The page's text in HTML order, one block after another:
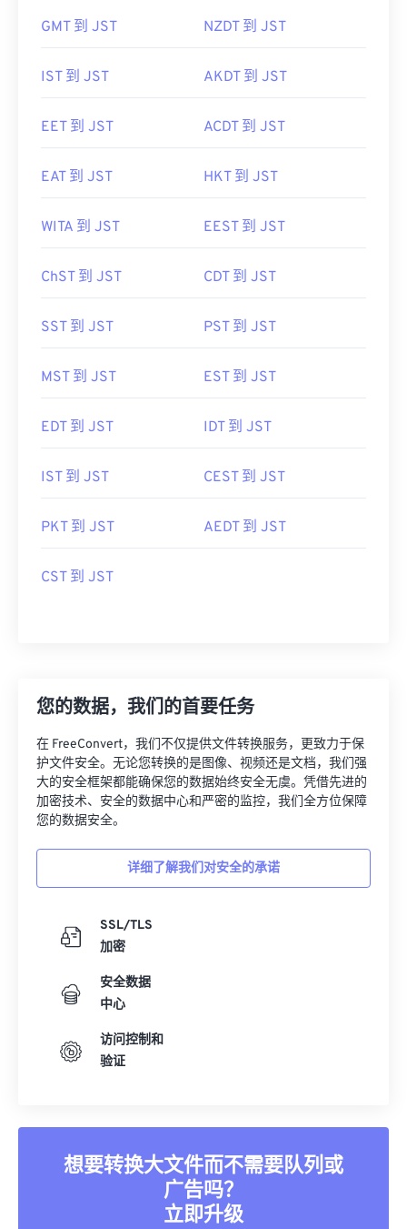
GMT 到 JST NZDT 到 JST
IST 到 JST AKDT 到 JST
EET 到 JST ACDT 到 JST
EAT 到 JST HKT 到 JST
WITA 到 JST EEST 到 JST
ChST 到 JST CDT 到 JST
SST 到 JST PST 到 JST
MST 到 JST EST 到 JST
EDT 到 JST IDT 到 JST
IST 到 JST CEST 到 JST
PKT 到 JST AEDT 到 JST
CST 到 JST
您的数据，我们的首要任务
在 FreeConvert，我们不仅提供文件转换服务，更致力于保
护文件安全。无论您转换的是图像、视频还是文档，我们强
大的安全框架都能确保您的数据始终安全无虞。凭借先进的
加密技术、安全的数据中心和严密的监控，我们全方位保障
您的数据安全。
详细了解我们对安全的承诺
SSL/TLS
加密
安全数据
中心
访问控制和
验证
想要转换大文件而不需要队列或
广告吗？
立即升级